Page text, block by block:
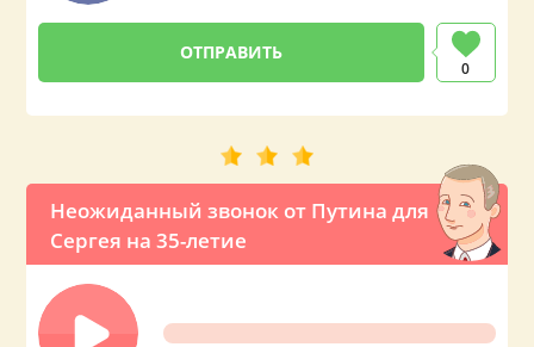
0
Неожиданный звонок от Путина для
Сергея на 35-летие